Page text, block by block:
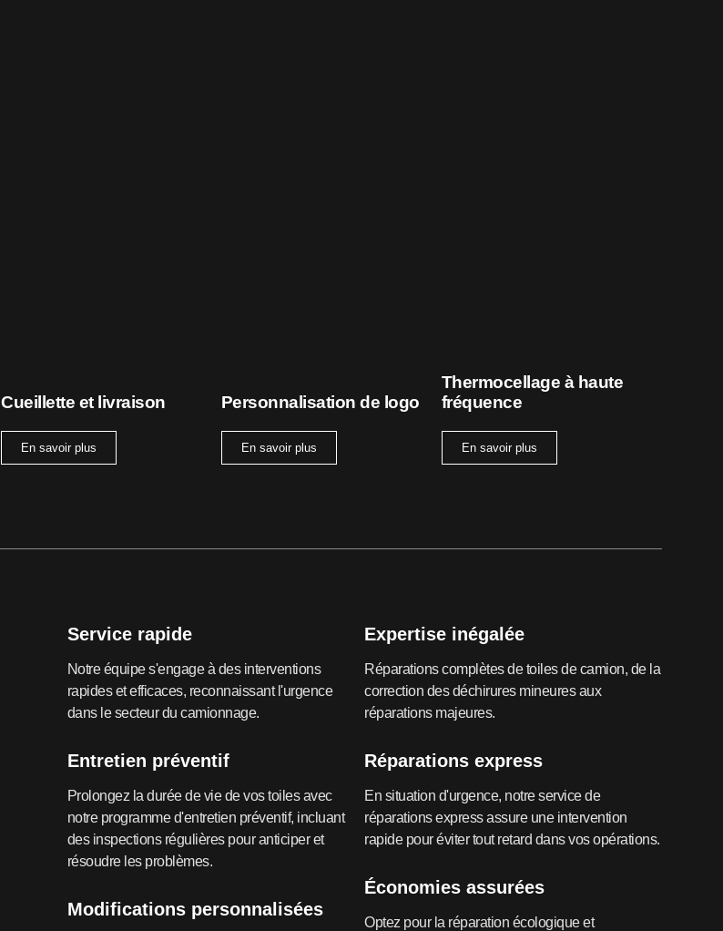
Cueillette et livraison
En savoir plus
Personnalisation de logo
En savoir plus
Thermocellage à haute
fréquence
En savoir plus
Service rapide
Notre équipe s'engage à des interventions
rapides et efficaces, reconnaissant l'urgence
dans le secteur du camionnage.
Entretien préventif
Prolongez la durée de vie de vos toiles avec
notre programme d'entretien préventif, incluant
des inspections régulières pour anticiper et
résoudre les problèmes.
Modifications personnalisées
Expertise inégalée
Réparations complètes de toiles de camion, de la
correction des déchirures mineures aux
réparations majeures.
Réparations express
En situation d'urgence, notre service de
réparations express assure une intervention
rapide pour éviter tout retard dans vos opérations.
Économies assurées
Optez pour la réparation écologique et